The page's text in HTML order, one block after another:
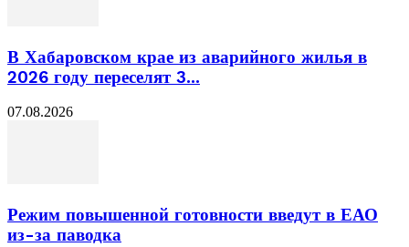
В Хабаровском крае из аварийного жилья в
2026 году переселят 3...
07.08.2026
Режим повышенной готовности введут в ЕАО
из-за паводка